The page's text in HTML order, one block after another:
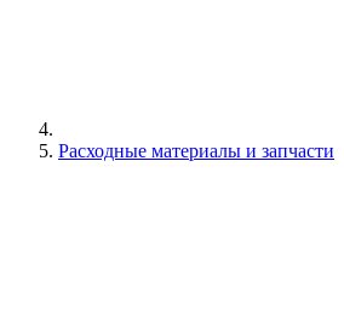
Расходные материалы и запчасти